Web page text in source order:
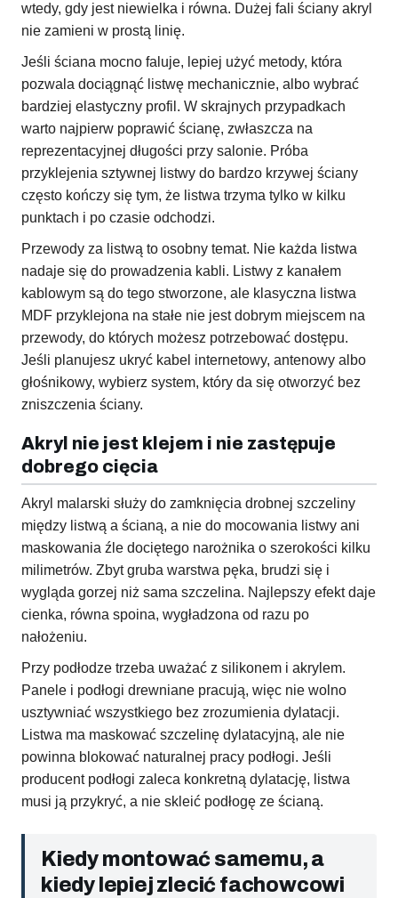
wtedy, gdy jest niewielka i równa. Dużej fali ściany akryl
nie zamieni w prostą linię.
Jeśli ściana mocno faluje, lepiej użyć metody, która
pozwala dociągnąć listwę mechanicznie, albo wybrać
bardziej elastyczny profil. W skrajnych przypadkach
warto najpierw poprawić ścianę, zwłaszcza na
reprezentacyjnej długości przy salonie. Próba
przyklejenia sztywnej listwy do bardzo krzywej ściany
często kończy się tym, że listwa trzyma tylko w kilku
punktach i po czasie odchodzi.
Przewody za listwą to osobny temat. Nie każda listwa
nadaje się do prowadzenia kabli. Listwy z kanałem
kablowym są do tego stworzone, ale klasyczna listwa
MDF przyklejona na stałe nie jest dobrym miejscem na
przewody, do których możesz potrzebować dostępu.
Jeśli planujesz ukryć kabel internetowy, antenowy albo
głośnikowy, wybierz system, który da się otworzyć bez
zniszczenia ściany.
Akryl nie jest klejem i nie zastępuje
dobrego cięcia
Akryl malarski służy do zamknięcia drobnej szczeliny
między listwą a ścianą, a nie do mocowania listwy ani
maskowania źle dociętego narożnika o szerokości kilku
milimetrów. Zbyt gruba warstwa pęka, brudzi się i
wygląda gorzej niż sama szczelina. Najlepszy efekt daje
cienka, równa spoina, wygładzona od razu po
nałożeniu.
Przy podłodze trzeba uważać z silikonem i akrylem.
Panele i podłogi drewniane pracują, więc nie wolno
usztywniać wszystkiego bez zrozumienia dylatacji.
Listwa ma maskować szczelinę dylatacyjną, ale nie
powinna blokować naturalnej pracy podłogi. Jeśli
producent podłogi zaleca konkretną dylatację, listwa
musi ją przykryć, a nie skleić podłogę ze ścianą.
Kiedy montować samemu, a
kiedy lepiej zlecić fachowcowi